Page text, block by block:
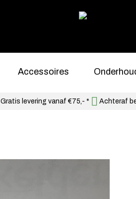
Accessoires
Gratis levering vanaf €75,- * Achteraf